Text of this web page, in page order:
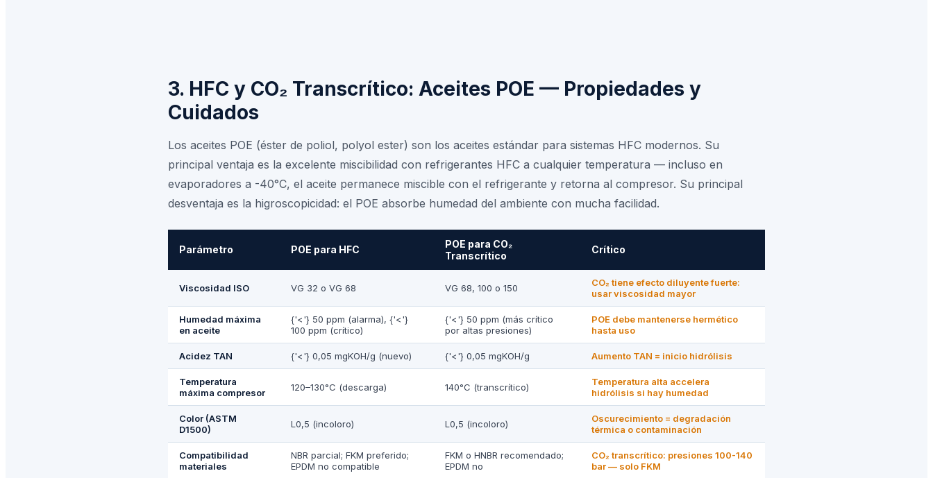
3. HFC y CO₂ Transcrítico: Aceites POE — Propiedades y
Cuidados
Los aceites POE (éster de poliol, polyol ester) son los aceites estándar para sistemas HFC modernos. Su
principal ventaja es la excelente miscibilidad con refrigerantes HFC a cualquier temperatura — incluso en
evaporadores a -40°C, el aceite permanece miscible con el refrigerante y retorna al compresor. Su principal
desventaja es la higroscopicidad: el POE absorbe humedad del ambiente con mucha facilidad.
Parámetro POE para HFC
POE para CO₂
Transcrítico
Crítico
Viscosidad ISO VG 32 o VG 68 VG 68, 100 o 150
CO₂ tiene efecto diluyente fuerte:
usar viscosidad mayor
Humedad máxima
en aceite
{'<'} 50 ppm (alarma), {'<'}
100 ppm (crítico)
{'<'} 50 ppm (más crítico
por altas presiones)
POE debe mantenerse hermético
hasta uso
Acidez TAN {'<'} 0,05 mgKOH/g (nuevo) {'<'} 0,05 mgKOH/g Aumento TAN = inicio hidrólisis
Temperatura
máxima compresor
120–130°C (descarga) 140°C (transcrítico)
Temperatura alta accelera
hidrólisis si hay humedad
Color (ASTM
D1500)
L0,5 (incoloro) L0,5 (incoloro)
Oscurecimiento = degradación
térmica o contaminación
Compatibilidad
materiales
NBR parcial; FKM preferido;
EPDM no compatible
FKM o HNBR recomendado;
EPDM no
CO₂ transcrítico: presiones 100-140
bar — solo FKM